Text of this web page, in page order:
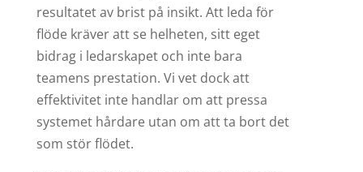
resultatet av brist på insikt. Att leda för
flöde kräver att se helheten, sitt eget
bidrag i ledarskapet och inte bara
teamens prestation. Vi vet dock att
effektivitet inte handlar om att pressa
systemet hårdare utan om att ta bort det
som stör flödet.